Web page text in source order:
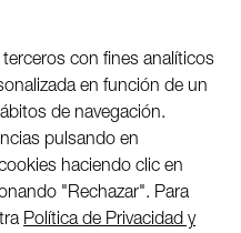
con fines analíticos
en función de un
de navegación.
pulsando en
haciendo clic en
"Rechazar". Para
Política de Privacidad y